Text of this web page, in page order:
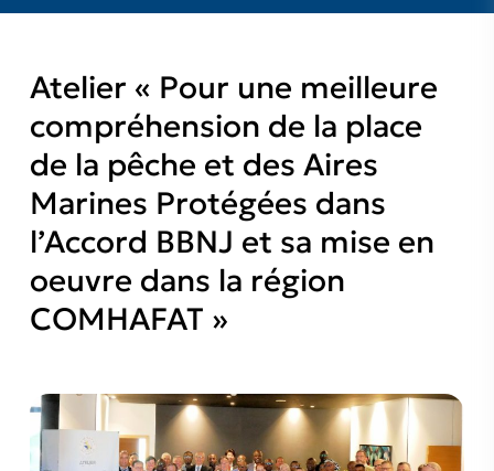
Atelier « Pour une meilleure
compréhension de la place
de la pêche et des Aires
Marines Protégées dans
l’Accord BBNJ et sa mise en
oeuvre dans la région
COMHAFAT »